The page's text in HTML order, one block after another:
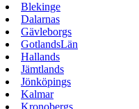
Blekinge
Dalarnas
Gävleborgs
GotlandsLän
Hallands
Jämtlands
Jönköpings
Kalmar
Kronobergs